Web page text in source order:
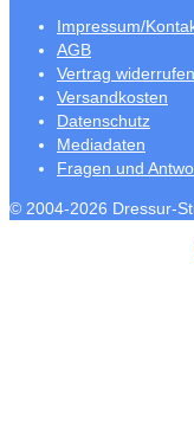
Impressum/
AGB
Vertrag widerrufen
Versandkosten
Datenschutz
Mediadaten
Fragen und
© 2004-2026 Dressur-